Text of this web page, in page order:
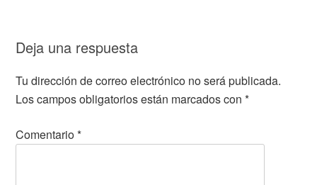
Deja una respuesta
Tu dirección de correo electrónico no será publicada.
Los campos obligatorios están marcados con*
Comentario*